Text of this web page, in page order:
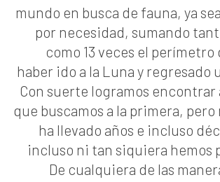
mundo en busca de fauna, ya
por necesidad, sumando
como 13 veces el perímetro
haber ido a la Luna y regresado
Con suerte logramos encontrar
que buscamos a la primera,
ha llevado años e incluso
incluso ni tan siquiera hemos
De cualquiera de las